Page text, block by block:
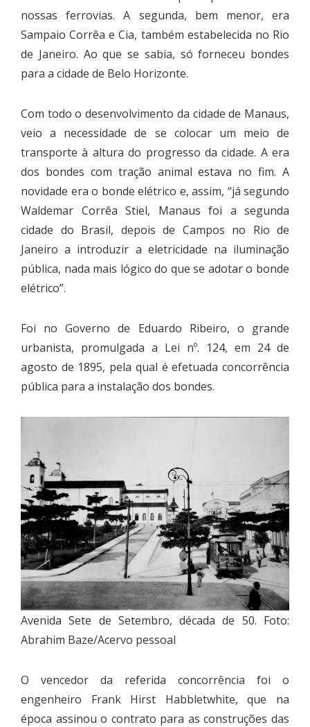
nossas ferrovias. A segunda, bem menor, era
Sampaio Corrêa e Cia, também estabelecida no Rio
de Janeiro. Ao que se sabia, só forneceu bondes
para a cidade de Belo Horizonte.
Com todo o desenvolvimento da cidade de Manaus,
veio a necessidade de se colocar um meio de
transporte à altura do progresso da cidade. A era
dos bondes com tração animal estava no fim. A
novidade era o bonde elétrico e, assim, “já segundo
Waldemar Corrêa Stiel, Manaus foi a segunda
cidade do Brasil, depois de Campos no Rio de
Janeiro a introduzir a eletricidade na iluminação
pública, nada mais lógico do que se adotar o bonde
elétrico”.
Foi no Governo de Eduardo Ribeiro, o grande
urbanista, promulgada a Lei nº. 124, em 24 de
agosto de 1895, pela qual é efetuada concorrência
pública para a instalação dos bondes.
Avenida Sete de Setembro, década de 50. Foto:
Abrahim Baze/Acervo pessoal
O vencedor da referida concorrência foi o
engenheiro Frank Hirst Habbletwhite, que na
época assinou o contrato para as construções das